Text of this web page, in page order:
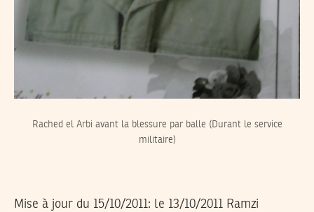
Rached el Arbi avant la blessure par balle (Durant le service
militaire)
Mise à jour du 15/10/2011: le 13/10/2011 Ramzi